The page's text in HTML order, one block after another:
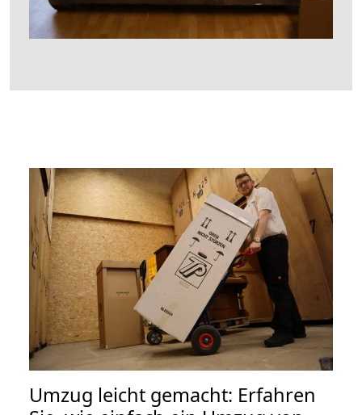
Umzug leicht gemacht: Erfahren